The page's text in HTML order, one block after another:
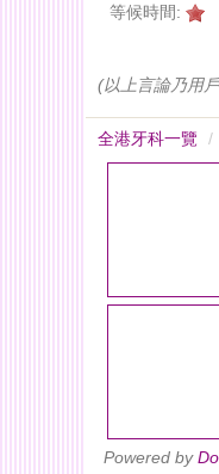
等候時間:
(以上言論乃用
全港牙科一覽
Powered by